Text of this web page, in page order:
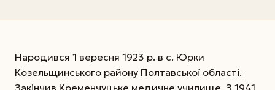
Народився 1 вересня 1923 р. в с. Юрки
Козельщинського району Полтавської області.
Закінчив Кременчуцьке медичне училище. З 1941